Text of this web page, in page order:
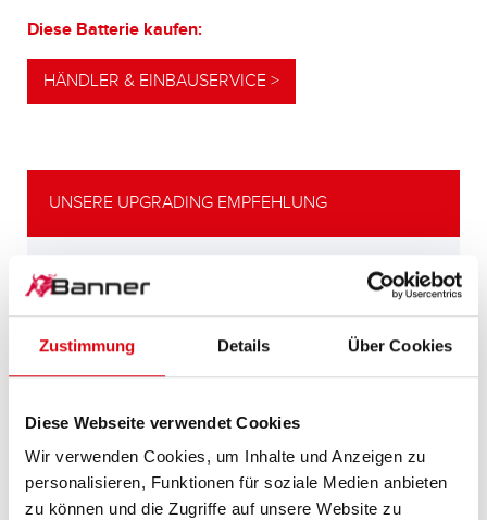
Zustimmung Details Über Cookies
Diese Webseite verwendet Cookies
Wir verwenden Cookies, um Inhalte und Anzeigen zu
personalisieren, Funktionen für soziale Medien anbieten
zu können und die Zugriffe auf unsere Website zu
Diese Batterie kaufen:
HÄNDLER & EINBAUSERVICE >
LEISTUNGSSTARKE
ALTERNATIVE
Energiebedarf bzw. höheren
PRODUKTDETAILS >
UNSERE UPGRADING EMPFEHLUNG